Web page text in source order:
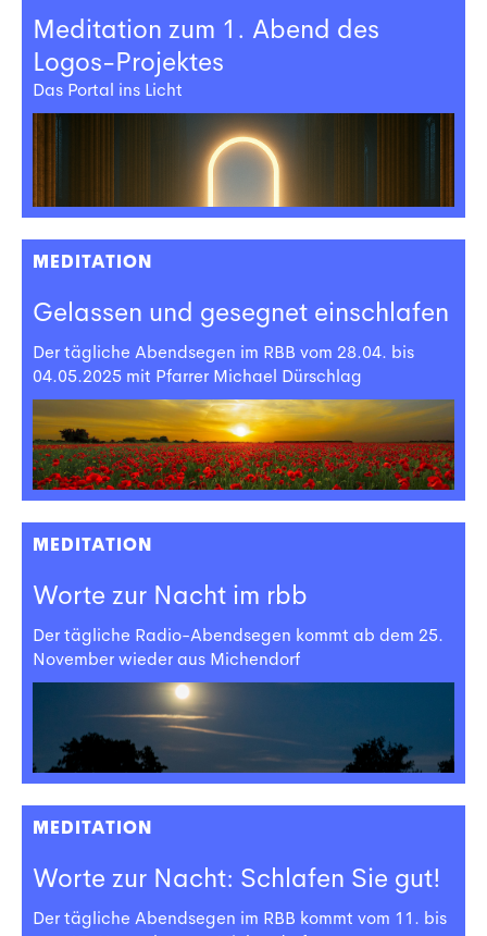
Meditation zum 1. Abend des
Logos-Projektes
Das Portal ins Licht
MEDITATION
Gelassen und gesegnet einschlafen
Der tägliche Abendsegen im RBB vom 28.04. bis
04.05.2025 mit Pfarrer Michael Dürschlag
MEDITATION
Worte zur Nacht im rbb
Der tägliche Radio-Abendsegen kommt ab dem 25.
November wieder aus Michendorf
MEDITATION
Worte zur Nacht: Schlafen Sie gut!
Der tägliche Abendsegen im RBB kommt vom 11. bis